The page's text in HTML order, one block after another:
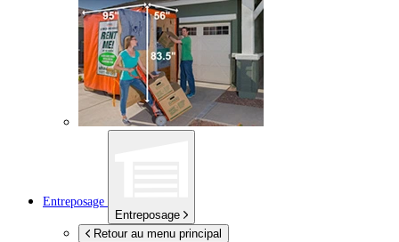
Entreposage
Entreposage
Retour au menu principal